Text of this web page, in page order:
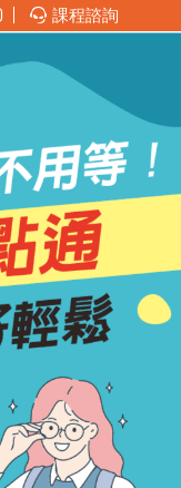
課程諮詢